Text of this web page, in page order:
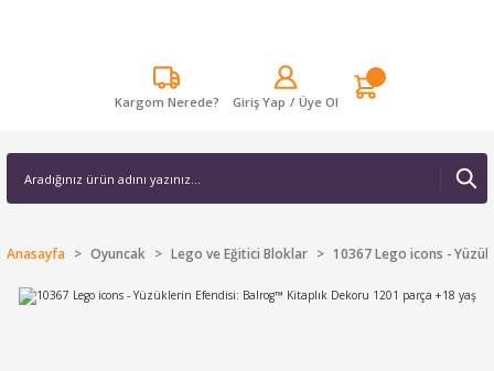
Kargom Nerede? Giriş Yap / Üye Ol
Anasayfa Oyuncak Lego ve Eğitici Bloklar 10367 Lego icons -